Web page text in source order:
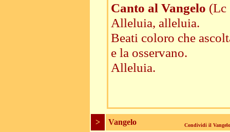
Canto al Vangelo (Lc
Alleluia, alleluia.
Beati coloro che
e la osservano.
Alleluia.
> Vangelo Condividi il